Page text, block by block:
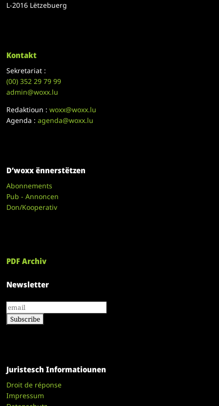
L-2016 Lëtzebuerg
Kontakt
Sekretariat :
(00)352 29 79 99
admin@woxx.lu
Redaktioun :woxx@woxx.lu
Agenda :agenda@woxx.lu
D’woxx ënnerstëtzen
Abonnements
Pub - Annoncen
Don/Kooperativ
PDF Archiv
Newsletter
Juristesch Informatiounen
Droit de réponse
Impressum